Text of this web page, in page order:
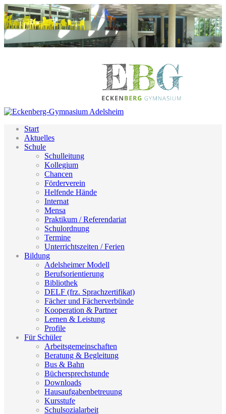
Start
Aktuelles
Schule
Schulleitung
Kollegium
Chancen
Förderverein
Helfende Hände
Internat
Mensa
Praktikum / Referendariat
Schulordnung
Termine
Unterrichtszeiten / Ferien
Bildung
Adelsheimer Modell
Berufsorientierung
Bibliothek
DELF (frz. Sprachzertifikat)
Fächer und Fächerverbünde
Kooperation & Partner
Lernen & Leistung
Profile
Für Schüler
Arbeitsgemeinschaften
Beratung & Begleitung
Bus & Bahn
Büchersprechstunde
Downloads
Hausaufgabenbetreuung
Kursstufe
Schulsozialarbeit